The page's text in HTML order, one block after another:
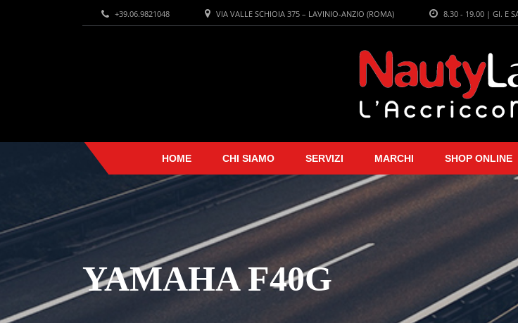
8.30 - 19.00 | GI. E
VIA VALLE SCHIOIA 375 – LAVINIO-ANZIO (ROMA)
+39.06.9821048
HOME CHI SIAMO SERVIZI MARCHI SHOP ONLINE
YAMAHA F40G